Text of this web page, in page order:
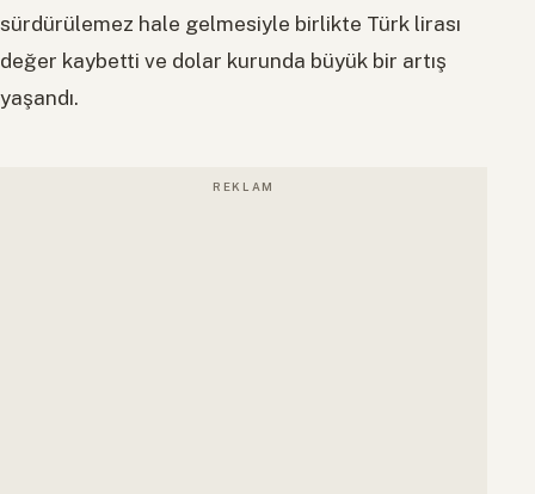
sürdürülemez hale gelmesiyle birlikte Türk lirası
değer kaybetti ve dolar kurunda büyük bir artış
yaşandı.